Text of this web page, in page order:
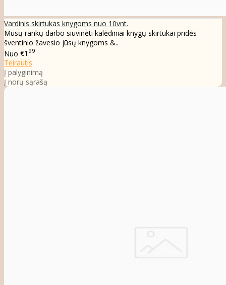
Vardinis skirtukas knygoms nuo 10vnt.
Mūsų rankų darbo siuvinėti kalėdiniai knygų skirtukai pridės
šventinio žavesio jūsų knygoms &..
Nuo €1 99
Teirautis
Į palyginimą
Į norų sąrašą